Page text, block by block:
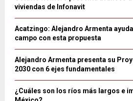
viviendas de Infonavit
Acatzingo: Alejandro Armenta
campo con esta propuesta
Alejandro Armenta presenta su
2030 con 6 ejes fundamentales
¿Cuáles son los ríos más largos e